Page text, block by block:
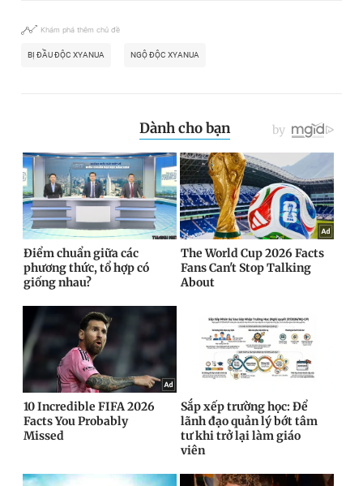
Khám phá thêm chủ đề
BỊ ĐẦU ĐỘC XYANUA NGỘ ĐỘC XYANUA